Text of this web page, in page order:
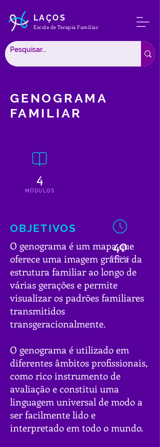
LAÇOS
Escola de Terapia Familiar
GENOGRAMA
FAMILIAR
4
MÓDULOS
40
HORAS
OBJETIVOS
O genograma é um mapa que
oferece uma imagem gráfica da
estrutura familiar ao longo de
várias gerações e permite
visualizar os padrões familiares
transmitidos
transgeracionalmente.
O genograma é utilizado em
diferentes âmbitos profissionais,
como rico instrumento de
avaliação e constitui uma
linguagem universal de modo a
ser facilmente lido e
interpretado em todo o mundo.